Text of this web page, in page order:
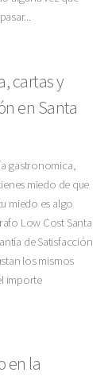
cartas y
en Santa
gastronomica,
miedo de que
miedo es algo
Low Cost Santa
de Satisfacción
los mismos
importe
en la